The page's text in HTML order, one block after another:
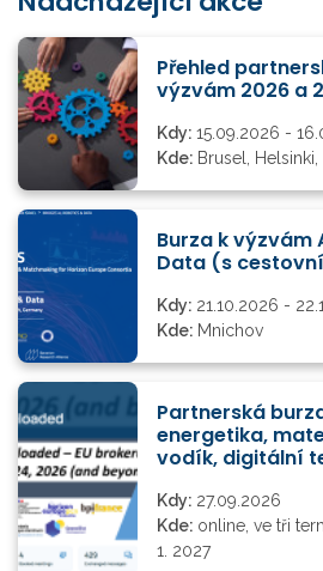
Přehled
výzvám 2026 a
Kdy: 15.09.2026 -
Kde: Brusel,
Burza k výzvám
Data (s
Kdy: 21.10.2026 -
Kde: Mnichov
Partnerská
energetika,
vodík, digitální
Kdy: 27.09.2026
Kde: online, ve tři
1. 2027